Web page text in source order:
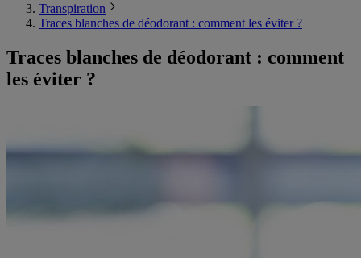
Transpiration
Traces blanches de déodorant : comment les éviter ?
Traces blanches de déodorant : comment
les éviter ?